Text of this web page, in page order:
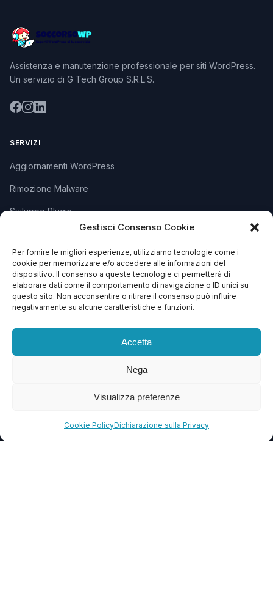
Gestisci Consenso Cookie
Per fornire le migliori esperienze, utilizziamo tecnologie come i
cookie per memorizzare e/o accedere alle informazioni del
dispositivo. Il consenso a queste tecnologie ci permetterà di
elaborare dati come il comportamento di navigazione o ID unici su
questo sito. Non acconsentire o ritirare il consenso può influire
negativamente su alcune caratteristiche e funzioni.
Accetta
Nega
Visualizza preferenze
Cookie PolicyDichiarazione sulla Privacy
Assistenza e manutenzione professionale per siti WordPress.
Un servizio di G Tech Group S.R.L.S.
SERVIZI
Aggiornamenti WordPress
Rimozione Malware
Sviluppo Plugin
SUPPORTO
Apri Ticket
info@soccorsowp.it